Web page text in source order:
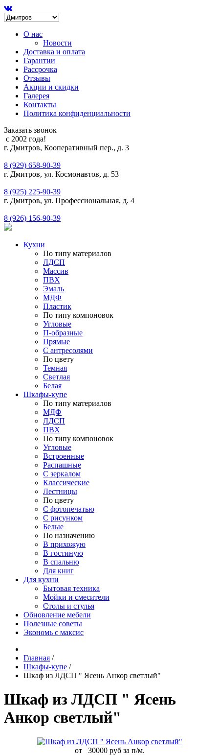
О нас
Новости
Доставка и оплата
Гарантии
Рассрочка
Отзывы
Акции и скидки
Галерея
Контакты
Политика конфиденциальности
Заказать звонок
с 2002 года!
г. Дмитров, Кооперативный пер., д. 3
8 (929) 658-90-39
г. Дмитров, ул. Космонавтов, д. 53
8 (925) 225-90-39
г. Дмитров, ул. Профессиональная, д. 4
8 (926) 156-90-39
Кухни
По типу материалов
ЛДСП
Массив
ПВХ
Эмаль
МДФ
Пластик
По типу компоновок
Угловые
П-образные
Прямые
С антресолями
По цвету
Темная
Светлая
Белая
Шкафы-купе
По типу материалов
МДФ
ЛДСП
ПВХ
По типу компоновок
Угловые
Встроенные
Распашные
С зеркалом
Классические
Лестницы
По цвету
С фотопечатью
С рисунком
Белые
По назначению
В прихожую
В гостиную
В спальню
Для книг
Для кухни
Бытовая техника
Мойки и смесители
Столы и стулья
Обновление мебели
Полезные советы
Экономь с максис
Главная /
Шкафы-купе /
Шкаф из ЛДСП " Ясень Анкор светлый"
Шкаф из ЛДСП " Ясень
Анкор светлый"
от
30000 руб за п/м.